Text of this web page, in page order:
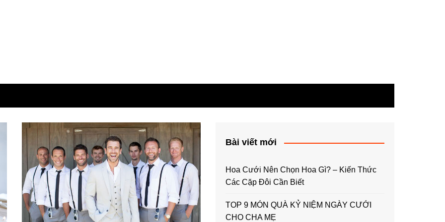
Bài viết mới
Hoa Cưới Nên Chọn Hoa Gì? – Kiến Thức
Các Cặp Đôi Cần Biết
TOP 9 MÓN QUÀ KỶ NIỆM NGÀY CƯỚI
CHO CHA MẸ